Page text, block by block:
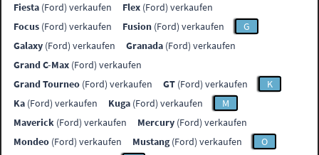
Fiesta (Ford) verkaufen Flex (Ford) verkaufen
Focus (Ford) verkaufen Fusion (Ford) verkaufen
G
Galaxy (Ford) verkaufen Granada (Ford) verkaufen
Grand C-Max (Ford) verkaufen
Grand Tourneo (Ford) verkaufen GT (Ford) verkaufen
K
Ka (Ford) verkaufen Kuga (Ford) verkaufen
M
Maverick (Ford) verkaufen Mercury (Ford) verkaufen
Mondeo (Ford) verkaufen Mustang(Ford) verkaufen
O